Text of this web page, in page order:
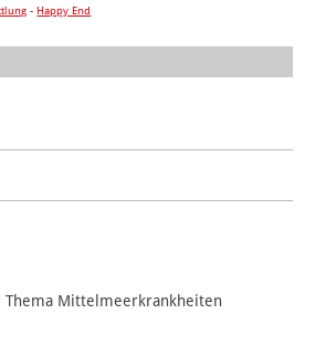
- Happy End
Mittelmeerkrankheiten